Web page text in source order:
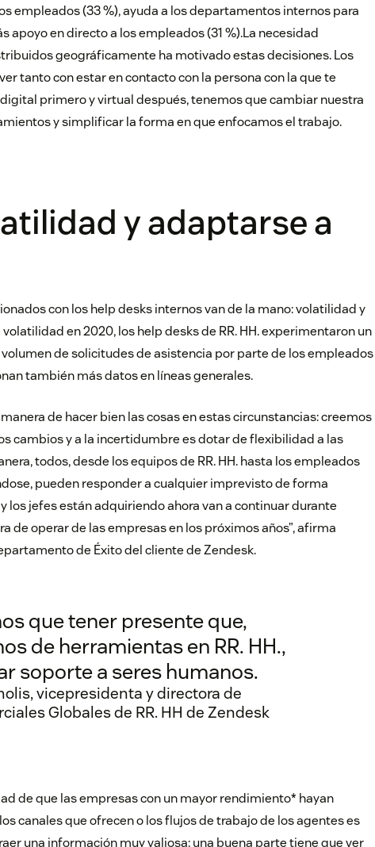
empleados (33 %), ayuda a los departamentos internos para
apoyo en directo a los empleados (31 %).La necesidad
geográficamente ha motivado estas decisiones. Los
tanto con estar en contacto con la persona con la que te
primero y virtual después, tenemos que cambiar nuestra
y simplificar la forma en que enfocamos el trabajo.
y adaptarse a
con los help desks internos van de la mano: volatilidad y
en 2020, los help desks de RR. HH. experimentaron un
volumen de solicitudes de asistencia por parte de los empleados
también más datos en líneas generales.
de hacer bien las cosas en estas circunstancias: creemos
cambios y a la incertidumbre es dotar de flexibilidad a las
todos, desde los equipos de RR. HH. hasta los empleados
pueden responder a cualquier imprevisto de forma
los jefes están adquiriendo ahora van a continuar durante
de operar de las empresas en los próximos años”, afirma
de Éxito del cliente de Zendesk.
que tener presente que,
de herramientas en RR. HH.,
soporte a seres humanos.
vicepresidenta y directora de
Globales de RR. HH de Zendesk
de que las empresas con un mayor rendimiento* hayan
canales que ofrecen o los flujos de trabajo de los agentes es
una información muy valiosa: una buena parte tiene que ver